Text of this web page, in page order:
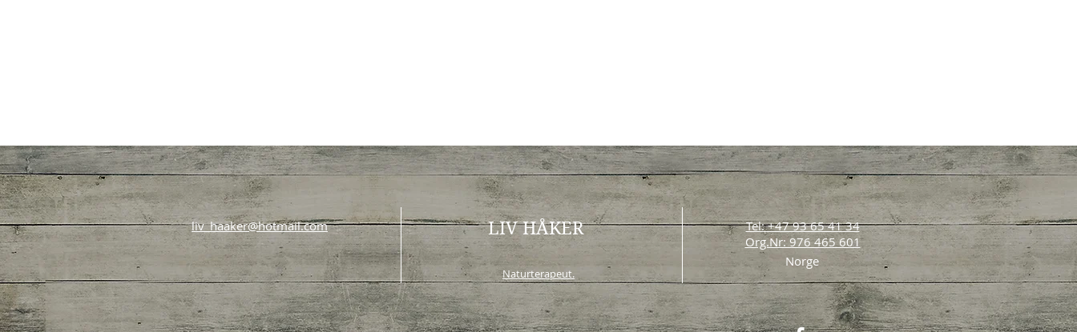
liv_haaker@hotmail.com LIV HÅKER
Naturterapeut.
Tel: +47 93 65 41 34
Org.Nr: 976 465 601
Norge